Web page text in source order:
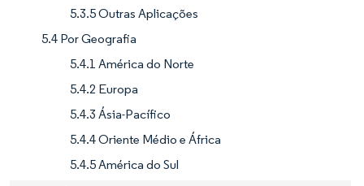
5.3.5 Outras Aplicações
5.4 Por Geografia
5.4.1 América do Norte
5.4.2 Europa
5.4.3 Ásia-Pacífico
5.4.4 Oriente Médio e África
5.4.5 América do Sul